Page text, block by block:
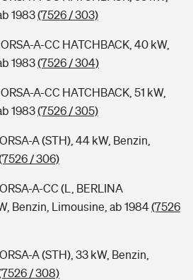
1983(7526 / 303)
A-CC HATCHBACK, 40 kW,
1983(7526 / 304)
A-CC HATCHBACK, 51 kW,
1983(7526 / 305)
A (STH), 44 kW, Benzin,
/ 306)
A-CC (L, BERLINA
Benzin, Limousine, ab 1984(7526
A (STH), 33 kW, Benzin,
/ 308)